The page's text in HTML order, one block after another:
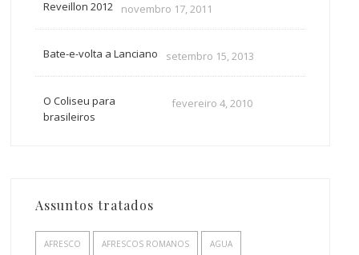
Reveillon 2012 novembro 17, 2011
Bate-e-volta a Lanciano setembro 15, 2013
O Coliseu para
brasileiros
fevereiro 4, 2010
Assuntos tratados
AFRESCO AFRESCOS ROMANOS AGUA